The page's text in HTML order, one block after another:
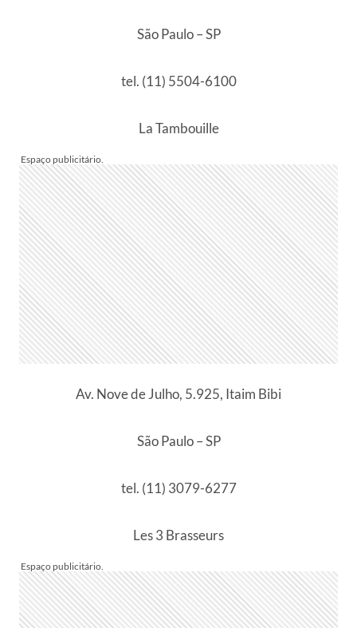
São Paulo – SP
tel. (11) 5504-6100
La Tambouille
Av. Nove de Julho, 5.925, Itaim Bibi
São Paulo – SP
tel. (11) 3079-6277
Les 3 Brasseurs